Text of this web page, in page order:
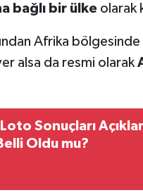
bağlı bir ülkeolarak
Afrika bölgesinde
alsa da resmi olarak
Sonuçları
Oldu mu?